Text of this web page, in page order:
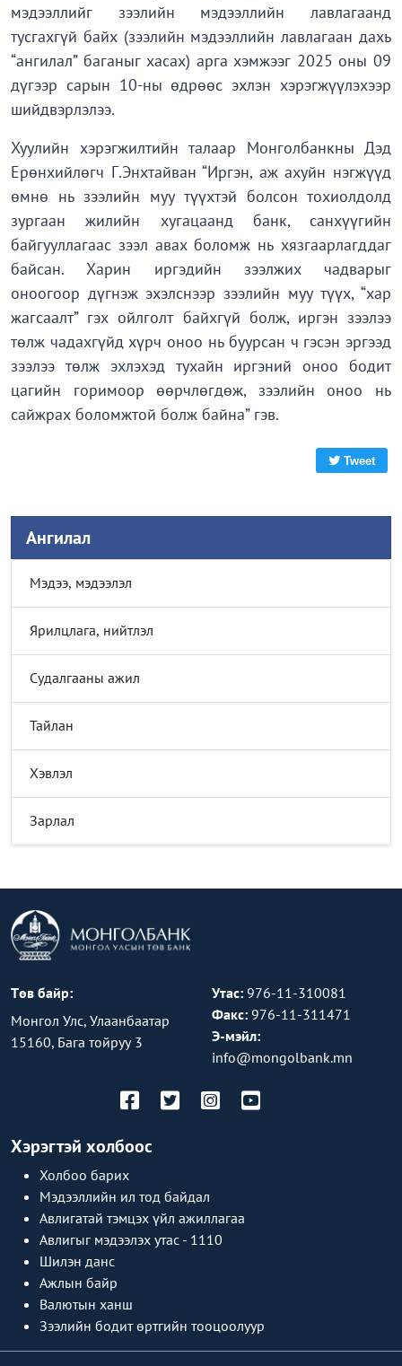
мэдээллийг зээлийн мэдээллийн лавлагаанд
тусгахгүй байх (зээлийн мэдээллийн лавлагаан дахь
“ангилал” баганыг хасах) арга хэмжээг 2025 оны 09
дүгээр сарын 10-ны өдрөөс эхлэн хэрэгжүүлэхээр
шийдвэрлэлээ.
Хуулийн хэрэгжилтийн талаар Монголбанкны Дэд
Ерөнхийлөгч Г.Энхтайван “Иргэн, аж ахуйн нэгжүүд
өмнө нь зээлийн муу түүхтэй болсон тохиолдолд
зургаан жилийн хугацаанд банк, санхүүгийн
байгууллагаас зээл авах боломж нь хязгаарлагддаг
байсан. Харин иргэдийн зээлжих чадварыг
оноогоор дүгнэж эхэлснээр зээлийн муу түүх, “хар
жагсаалт” гэх ойлголт байхгүй болж, иргэн зээлээ
төлж чадахгүйд хүрч оноо нь буурсан ч гэсэн эргээд
зээлээ төлж эхлэхэд тухайн иргэний оноо бодит
цагийн горимоор өөрчлөгдөж, зээлийн оноо нь
сайжрах боломжтой болж байна” гэв.
Tweet
Ангилал
Мэдээ, мэдээлэл
Ярилцлага, нийтлэл
Судалгааны ажил
Тайлан
Хэвлэл
Зарлал
Төв байр:
Монгол Улс, Улаанбаатар
15160, Бага тойруу 3
Утас: 976-11-310081
Факс: 976-11-311471
Э-мэйл:
info@mongolbank.mn
Хэрэгтэй холбоос
Холбоо барих
Мэдээллийн ил тод байдал
Авлигатай тэмцэх үйл ажиллагаа
Авлигыг мэдээлэх утас - 1110
Шилэн данс
Ажлын байр
Валютын ханш
Зээлийн бодит өртгийн тооцоолуур